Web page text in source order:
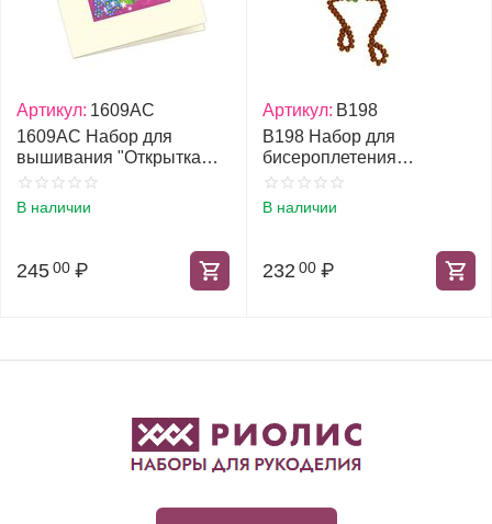
Артикул: 1609АС
1609АС Набор для
вышивания "Открытка
Подарочная"
В наличии
245 00 ₽
Артикул: В198
В198 Набор для
бисероплетения
"Островитянка"
В наличии
232 00 ₽